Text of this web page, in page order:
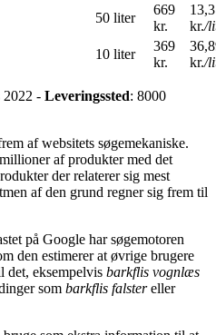
50 liter
669
kr.
kr./
10 liter
369
kr.
kr./
2022 - Leveringssted: 8000
af websitets søgemekaniske.
af produkter med det
der relaterer sig mest
af den grund regner sig frem til
på Google har søgemotoren
den estimerer at øvrige brugere
det, eksempelvis barkflis vognlæs
som barkflis falstereller